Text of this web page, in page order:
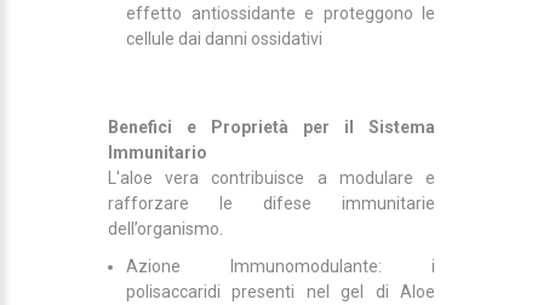
effetto antiossidante e proteggono le
cellule dai danni ossidativi
Benefici e Proprietà per il Sistema
Immunitario
L'aloe vera contribuisce a modulare e
rafforzare le difese immunitarie
dell’organismo.
Azione Immunomodulante: i
polisaccaridi presenti nel gel di Aloe